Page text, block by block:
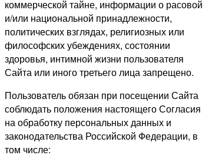
коммерческой тайне, информации о расовой
и/или национальной принадлежности,
политических взглядах, религиозных или
философских убеждениях, состоянии
здоровья, интимной жизни пользователя
Сайта или иного третьего лица запрещено.
Пользователь обязан при посещении Сайта
соблюдать положения настоящего Согласия
на обработку персональных данных и
законодательства Российской Федерации, в
том числе: